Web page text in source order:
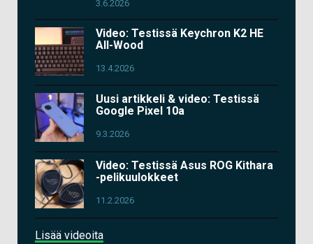
3.6.2026
Video: Testissä Keychron K2 HE
All-Wood
13.4.2026
Uusi artikkeli & video: Testissä
Google Pixel 10a
9.3.2026
Video: Testissä Asus ROG Kithara
-pelikuulokkeet
11.2.2026
Lisää videoita